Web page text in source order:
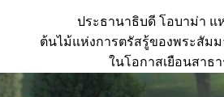
ประธานาธิบดี โอบาม่า แ
ต้นไม้แห่งการตรัสรู้ของพระสัม
ในโอกาสเยือนสา